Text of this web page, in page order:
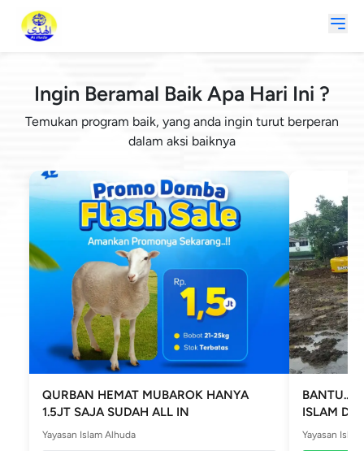
Ingin Beramal Baik Apa Hari Ini ?
Temukan program baik, yang anda ingin turut berperan
dalam aksi baiknya
QURBAN HEMAT MUBAROK HANYA
1.5JT SAJA SUDAH ALL IN
Yayasan Islam Alhuda
BANTU...
ISLAM DI
Yayasan